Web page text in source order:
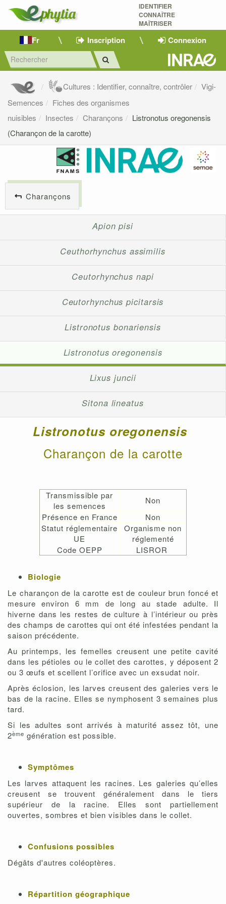
IDENTIFIER
CONNAÎTRE
MAÎTRISER
Fr Inscription Connexion
Cultures : Identifier, connaître, contrôler
Vigi-
Semences
Fiches des organismes
nuisibles
Insectes Charançons
Listronotus oregonensis
(Charançon de la carotte)
Charançons
Apion pisi
Ceuthorhynchus assimilis
Ceutorhynchus napi
Ceutorhynchus picitarsis
Listronotus bonariensis
Listronotus oregonensis
Lixus juncii
Sitona lineatus
Listronotus oregonensis
Charançon de la carotte
Transmissible par
les semences
Non
Présence en France
Non
Statut réglementaire
UE
Organisme non
réglementé
Code OEPP
LISROR
Biologie
Le charançon de la carotte est de couleur brun foncé et
mesure environ 6 mm de long au stade adulte. Il
hiverne dans les restes de culture à l’intérieur ou près
des champs de carottes qui ont été infestées pendant la
saison précédente.
Au printemps, les femelles creusent une petite cavité
dans les pétioles ou le collet des carottes, y déposent 2
ou 3 œufs et scellent l’orifice avec un exsudat noir.
Après éclosion, les larves creusent des galeries vers le
bas de la racine. Elles se nymphosent 3 semaines plus
tard.
Si les adultes sont arrivés à maturité assez tôt, une
2ème génération est possible.
Symptômes
Les larves attaquent les racines. Les galeries qu’elles
creusent se trouvent généralement dans le tiers
supérieur de la racine. Elles sont partiellement
ouvertes, sombres et bien visibles dans le collet.
Confusions possibles
Dégâts d'autres coléoptères.
Répartition géographique